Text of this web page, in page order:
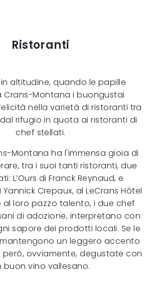
Ristoranti
altitudine, quando le papille
Crans-Montana i buongustai
nella varietà di ristoranti tra
rifugio in quota ai ristoranti di
chef stellati.
Montana ha l'immensa gioia di
tra i suoi tanti ristoranti, due
L’Ours di Franck Reynaud, e
Crepaux, al LeCrans Hôtel
al loro pazzo talento, i due chef
di adozione, interpretano con
sapore dei prodotti locali. Se le
un leggero accento
però, ovviamente, degustate con
buon vino vallesano.